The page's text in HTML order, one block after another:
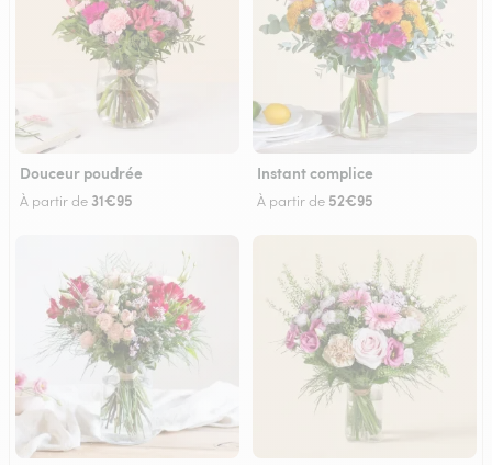
Douceur poudrée
À partir de 31€95
Instant complice
À partir de 52€95